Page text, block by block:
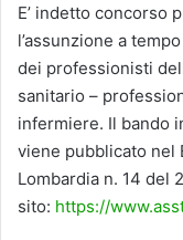
E’ indetto concorso
l’assunzione a
dei professionisti
sanitario –
infermiere. Il bando
viene pubblicato nel
Lombardia n. 14 del
sito: https://